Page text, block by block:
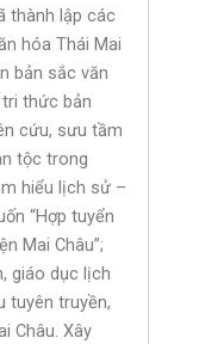
thành lập các
hóa Thái Mai
bản sắc văn
thức bản
cứu, sưu tầm
tộc trong
hiểu lịch sử –
“Hợp tuyển
Mai Châu”;
giáo dục lịch
tuyên truyền,
Châu. Xây